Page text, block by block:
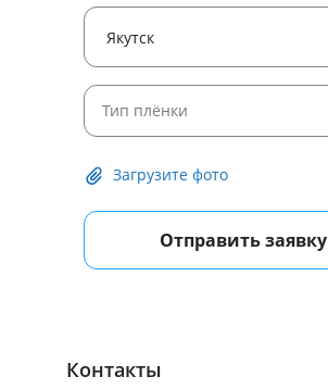
Тип плёнки
Загрузите фото
Отправить заявку
Контакты